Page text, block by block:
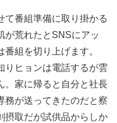
て番組準備に取り掛かる
が荒れたとSNSにアッ
組を切り上げます。
りヒョンは電話するが雲
。家に帰ると自分と社長
務が送ってきたのだと察
摂取だが試供品からしか